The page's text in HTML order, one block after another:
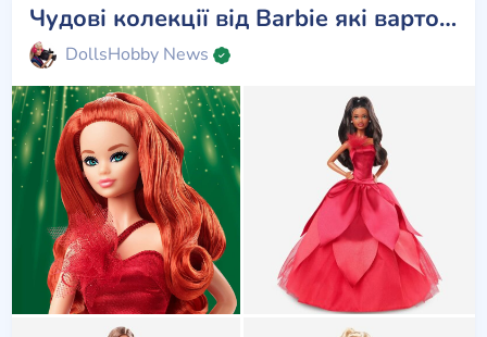
Чудові колекції від Barbie які варто зібрати!
DollsHobby News